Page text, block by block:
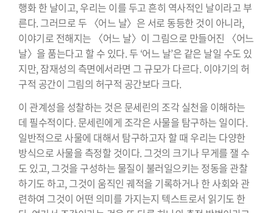
행화 한 날이고, 우리는 이를 두고 흔히 역사적인 날이라고 부
른다. 그러므로 두 〈어느 날〉은 서로 동등한 것이 아니라,
이야기로 전해지는 〈어느 날〉이 그림으로 만들어진 〈어느
날〉을 품는다고 할 수 있다. 두 ‘어느 날’은 같은 날일 수도 있
지만, 잠재성의 측면에서라면 그 규모가 다르다. 이야기의 허
구적 공간이 그림의 허구적 공간보다 크다.
이 관계성을 성찰하는 것은 문세린의 조각 실천을 이해하는
데 필수적이다. 문세린에게 조각은 사물을 탐구하는 일이다.
일반적으로 사물에 대해서 탐구하고자 할 때 우리는 다양한
방식으로 사물을 측정할 것이다. 그것의 크기나 무게를 잴 수
도 있고, 그것을 구성하는 물질이 불러일으키는 정동을 관찰
하기도 하고, 그것이 움직인 궤적을 기록하거나 한 사회와 관
련하여 그것이 어떤 의미를 가지는지 텍스트로서 읽기도 한